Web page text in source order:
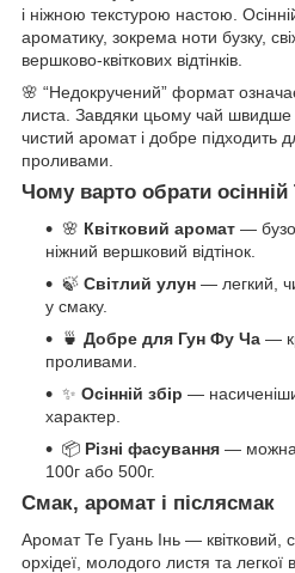
і ніжною текстурою настою.
ароматику, зокрема ноти бузку,
вершково-квіткових відтінків.
🌸 “Недокручений” формат
листа. Завдяки цьому чай швидше
чистий аромат і добре підходить
проливами.
Чому варто обрати осінній
🌸 Квітковий аромат —
ніжний вершковий відтінок.
🍃 Світлий улун — легкий,
у смаку.
🍵 Добре для Гун Фу Ча —
проливами.
✨ Осінній збір —
характер.
📦 Різні фасування — можна
100г або 500г.
Смак, аромат і післясмак
Аромат Те Гуань Інь — квітковий,
орхідеї, молодого листя та легкої